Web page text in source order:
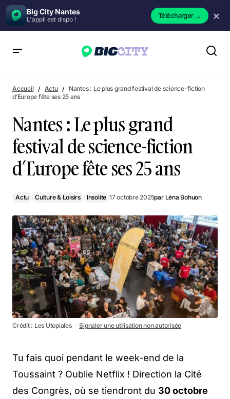
Big City Nantes
L'appli est dispo ! Télécharger→ ×
fête ses 25 ans
Accueil Actu
Nantes : Le plus grand festival de science-fiction
d’Europe fête ses 25 ans
Nantes : Le plus grand
festival de science-fiction
d’Europe fête ses 25 ans
Actu Culture & Loisirs Insolite 17 octobre 2025par Léna Bohuon
Crédit : Les Utopiales －Signaler une utilisation non autorisée
Tu fais quoi pendant le week-end de la
Toussaint ? Oublie Netflix ! Direction la Cité
des Congrès, où se tiendront du 30 octobre